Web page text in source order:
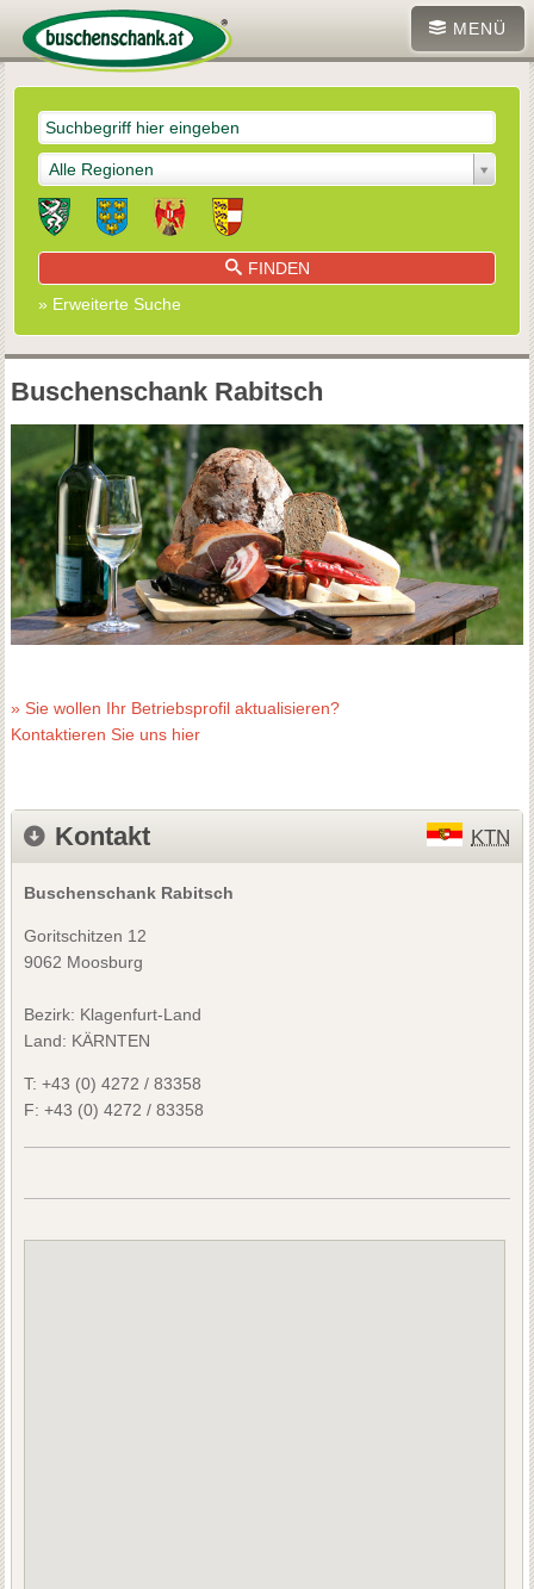
MENÜ
Alle Regionen
FINDEN
» Erweiterte Suche
Buschenschank Rabitsch
» Sie wollen Ihr Betriebsprofil aktualisieren?
Kontaktieren Sie uns hier
Kontakt KTN
Buschenschank Rabitsch
Goritschitzen 12
9062 Moosburg
Bezirk: Klagenfurt-Land
Land: KÄRNTEN
T: +43 (0) 4272 / 83358
F: +43 (0) 4272 / 83358